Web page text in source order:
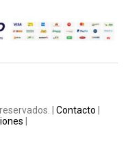
| Contacto